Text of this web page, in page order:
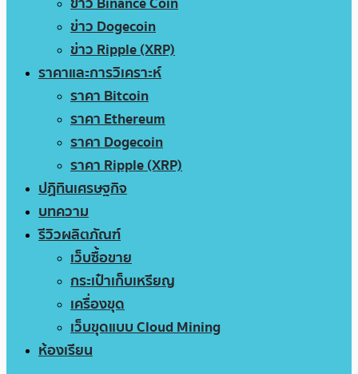
ข่าว Dogecoin
ข่าว Ripple (XRP)
ราคาและการวิเคราะห์
ราคา Bitcoin
ราคา Ethereum
ราคา Dogecoin
ราคา Ripple (XRP)
ปฏิทินเศรษฐกิจ
บทความ
รีวิวผลิตภัณฑ์
เว็บซื้อขาย
กระเป๋าเก็บเหรียญ
เครื่องขุด
เว็บขุดแบบ Cloud Mining
ห้องเรียน